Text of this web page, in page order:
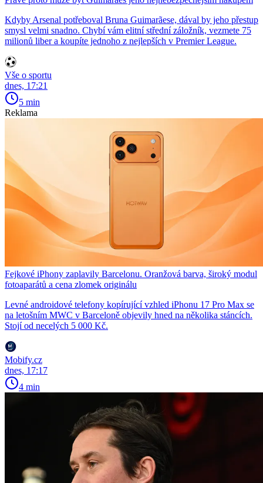
Kdyby Arsenal potřeboval Bruna Guimarãese, dával by jeho přestup
smysl velmi snadno. Chybí vám elitní střední záložník, vezmete 75
milionů liber a koupíte jednoho z nejlepších v Premier League.
Vše o sportu
dnes, 17:21
5 min
Reklama
Fejkové iPhony zaplavily Barcelonu. Oranžová barva, široký modul
fotoaparátů a cena zlomek originálu
Levné androidové telefony kopírující vzhled iPhonu 17 Pro Max se
na letošním MWC v Barceloně objevily hned na několika stáncích.
Stojí od necelých 5 000 Kč.
Mobify.cz
dnes, 17:17
4 min